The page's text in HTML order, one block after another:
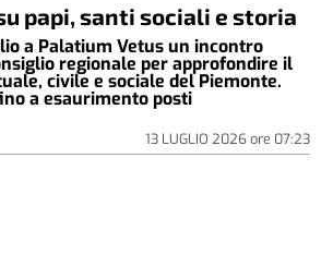
papi, santi sociali e storia
a Palatium Vetus un incontro
regionale per approfondire il
civile e sociale del Piemonte.
a esaurimento posti
13 LUGLIO 2026ore 07:23